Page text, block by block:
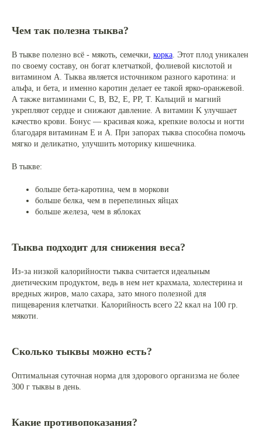
Чем так полезна тыква?
В тыкве полезно всё - мякоть, семечки, корка. Этот плод уникален
по своему составу, он богат клетчаткой, фолиевой кислотой и
витамином A. Тыква является источником разного каротина: и
альфа, и бета, и именно каротин делает ее такой ярко-оранжевой.
А также витаминами С, В, В2, Е, РР, Т. Кальций и магний
укрепляют сердце и снижают давление. А витамин K улучшает
качество крови. Бонус — красивая кожа, крепкие волосы и ногти
благодаря витаминам E и A. При запорах тыква способна помочь
мягко и деликатно, улучшить моторику кишечника.
В тыкве:
больше бета-каротина, чем в моркови
больше белка, чем в перепелиных яйцах
больше железа, чем в яблоках
Тыква подходит для снижения веса?
Из-за низкой калорийности тыква считается идеальным
диетическим продуктом, ведь в нем нет крахмала, холестерина и
вредных жиров, мало сахара, зато много полезной для
пищеварения клетчатки. Калорийность всего 22 ккал на 100 гр.
мякоти.
Сколько тыквы можно есть?
Оптимальная суточная норма для здорового организма не более
300 г тыквы в день.
Какие противопоказания?